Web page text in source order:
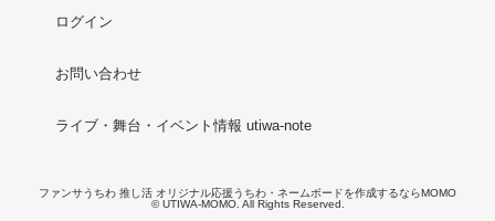
ログイン
お問い合わせ
ライブ・舞台・イベント情報 utiwa-note
ファンサうちわ 推し活 オリジナル応援うちわ・ネームボードを作成するならMOMO
© UTIWA-MOMO. All Rights Reserved.